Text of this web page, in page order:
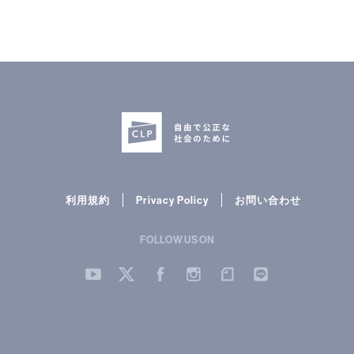
利用規約 Privacy Policy お問い合わせ
FOLLOW US ON